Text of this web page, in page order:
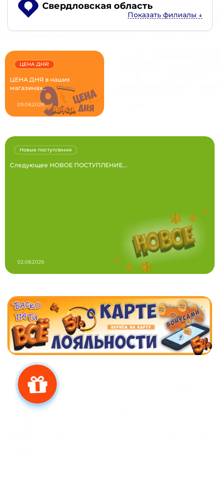
Свердловская область
ЦЕНА ДНЯ в наших
магазинах...
ЦЕНА ДНЯ!
09.08.2026
Следующее НОВОЕ ПОСТУПЛЕНИЕ...
Новые поступления
02.08.2026